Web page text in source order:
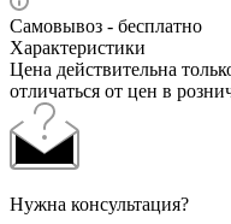
Самовывоз - бесплатно
Характеристики
Цена действительна
отличаться от цен в
Нужна консультация?